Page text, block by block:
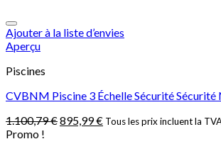
Ajouter à la liste d’envies
Aperçu
Piscines
CVBNM Piscine 3 Échelle Sécurité
1.100,79€895,99€ Tous les prix incluent la
Promo !